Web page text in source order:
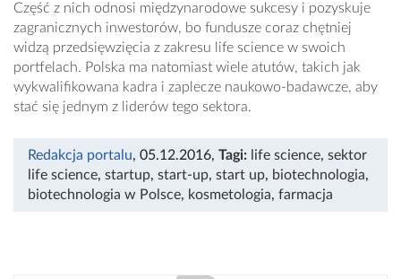
Część z nich odnosi międzynarodowe sukcesy i pozyskuje
zagranicznych inwestorów, bo fundusze coraz chętniej
widzą przedsięwzięcia z zakresu life science w swoich
portfelach. Polska ma natomiast wiele atutów, takich jak
wykwalifikowana kadra i zaplecze naukowo-badawcze, aby
stać się jednym z liderów tego sektora.
Redakcja portalu, 05.12.2016, Tagi: life science, sektor
life science, startup, start-up, start up, biotechnologia,
biotechnologia w Polsce, kosmetologia, farmacja